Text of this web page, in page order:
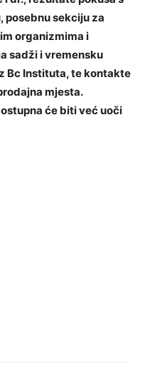
posebnu sekciju za
organizmima i
sadži i vremensku
Bc Instituta, te kontakte
mjesta.
će biti već uoči